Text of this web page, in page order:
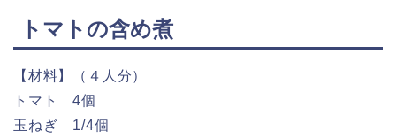
トマトの含め煮
【材料】（４人分）
トマト 4個
玉ねぎ 1/4個